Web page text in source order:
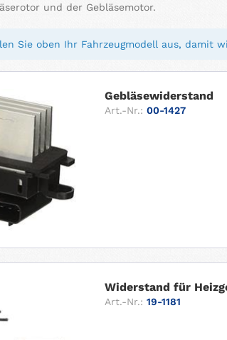
und der Gebläsemotor.
Sie oben Ihr Fahrzeugmodell aus, damit
Gebläsewiderstand
Art.-Nr.: 00-1427
Widerstand für
Art.-Nr.: 19-1181